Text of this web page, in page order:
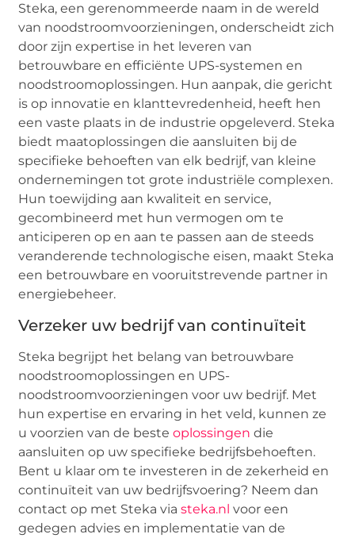
Steka, een gerenommeerde naam in de wereld
van noodstroomvoorzieningen, onderscheidt zich
door zijn expertise in het leveren van
betrouwbare en efficiënte UPS-systemen en
noodstroomoplossingen. Hun aanpak, die gericht
is op innovatie en klanttevredenheid, heeft hen
een vaste plaats in de industrie opgeleverd. Steka
biedt maatoplossingen die aansluiten bij de
specifieke behoeften van elk bedrijf, van kleine
ondernemingen tot grote industriële complexen.
Hun toewijding aan kwaliteit en service,
gecombineerd met hun vermogen om te
anticiperen op en aan te passen aan de steeds
veranderende technologische eisen, maakt Steka
een betrouwbare en vooruitstrevende partner in
energiebeheer.
Verzeker uw bedrijf van continuïteit
Steka begrijpt het belang van betrouwbare
noodstroomoplossingen en UPS-
noodstroomvoorzieningen voor uw bedrijf. Met
hun expertise en ervaring in het veld, kunnen ze
u voorzien van de besteoplossingen die
aansluiten op uw specifieke bedrijfsbehoeften.
Bent u klaar om te investeren in de zekerheid en
continuïteit van uw bedrijfsvoering? Neem dan
contact op met Steka viasteka.nl voor een
gedegen advies en implementatie van de